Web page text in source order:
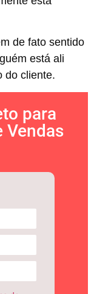
de fato sentido
está ali
do cliente.
para
Vendas